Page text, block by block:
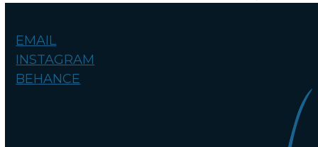
EMAIL
INSTAGRAM
BEHANCE